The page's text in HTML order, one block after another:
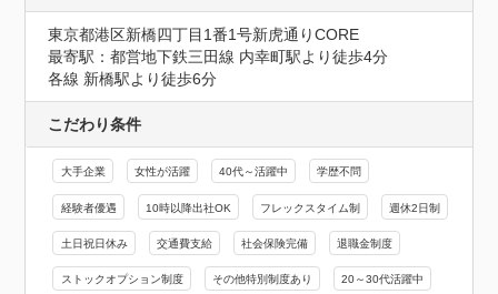
東京都港区新橋四丁目1番1号新虎通りCORE
最寄駅：都営地下鉄三田線 内幸町駅より徒歩4分
各線 新橋駅より徒歩6分
こだわり条件
大手企業 女性が活躍 40代～活躍中 学歴不問
経験者優遇 10時以降出社OK フレックスタイム制 週休2日制
土日祝日休み 交通費支給 社会保険完備 退職金制度
ストックオプション制度 その他特別制度あり 20～30代活躍中